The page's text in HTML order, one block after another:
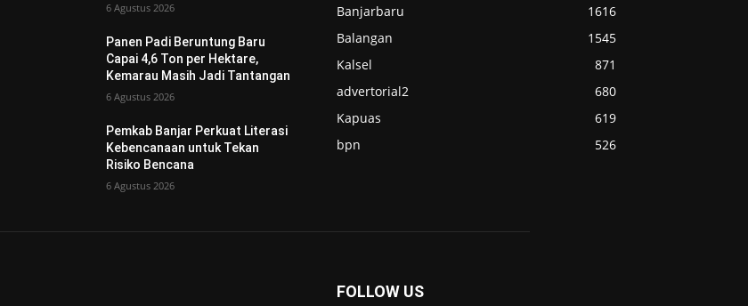
6 Agustus 2026
Panen Padi Beruntung Baru
Capai 4,6 Ton per Hektare,
Kemarau Masih Jadi Tantangan
6 Agustus 2026
Pemkab Banjar Perkuat Literasi
Kebencanaan untuk Tekan
Risiko Bencana
6 Agustus 2026
Banjarbaru
1616
Balangan
1545
Kalsel
871
advertorial2
680
Kapuas
619
bpn
526
FOLLOW US